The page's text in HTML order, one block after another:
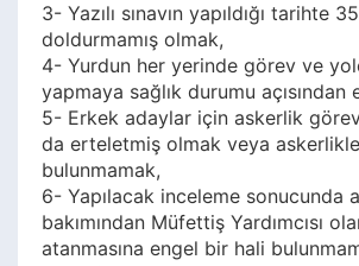
3- Yazılı sınavın yapıldığı tarihte 35
doldurmamış olmak,
4- Yurdun her yerinde görev ve
yapmaya sağlık durumu açısından
5- Erkek adaylar için askerlik
da erteletmiş olmak veya
bulunmamak,
6- Yapılacak inceleme sonucunda
bakımından Müfettiş Yardımcısı
atanmasına engel bir hali